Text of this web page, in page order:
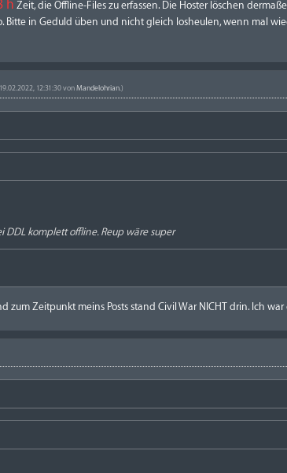
h Zeit, die Offline-Files zu erfassen. Die Hoster löschen
Bitte in Geduld üben und nicht gleich losheulen, wenn mal
12:31:30 vonMandelohrian.)
DDL komplett offline. Reup wäre super
zum Zeitpunkt meins Posts stand Civil War NICHT drin. Ich